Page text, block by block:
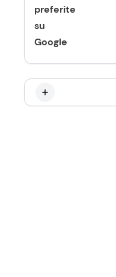
preferite
su
Google